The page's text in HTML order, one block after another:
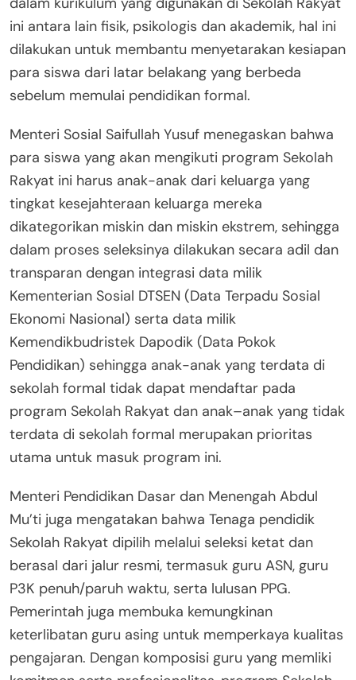
ini antara lain fisik, psikologis dan akademik, hal ini
dilakukan untuk membantu menyetarakan kesiapan
para siswa dari latar belakang yang berbeda
sebelum memulai pendidikan formal.
Menteri Sosial Saifullah Yusuf menegaskan bahwa
para siswa yang akan mengikuti program Sekolah
Rakyat ini harus anak-anak dari keluarga yang
tingkat kesejahteraan keluarga mereka
dikategorikan miskin dan miskin ekstrem, sehingga
dalam proses seleksinya dilakukan secara adil dan
transparan dengan integrasi data milik
Kementerian Sosial DTSEN (Data Terpadu Sosial
Ekonomi Nasional) serta data milik
Kemendikbudristek Dapodik (Data Pokok
Pendidikan) sehingga anak-anak yang terdata di
sekolah formal tidak dapat mendaftar pada
program Sekolah Rakyat dan anak–anak yang tidak
terdata di sekolah formal merupakan prioritas
utama untuk masuk program ini.
Menteri Pendidikan Dasar dan Menengah Abdul
Mu’ti juga mengatakan bahwa Tenaga pendidik
Sekolah Rakyat dipilih melalui seleksi ketat dan
berasal dari jalur resmi, termasuk guru ASN, guru
P3K penuh/paruh waktu, serta lulusan PPG.
Pemerintah juga membuka kemungkinan
keterlibatan guru asing untuk memperkaya kualitas
pengajaran. Dengan komposisi guru yang memliki